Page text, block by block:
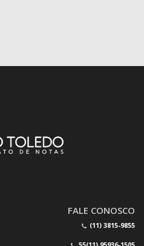
FALE CONOSCO
(11) 3815-9855